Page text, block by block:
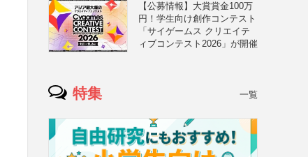
【公募情報】大賞賞金100万
円！学生向け創作コンテスト
「サイゲームス クリエイテ
ィブコンテスト2026」が開催
特集 一覧